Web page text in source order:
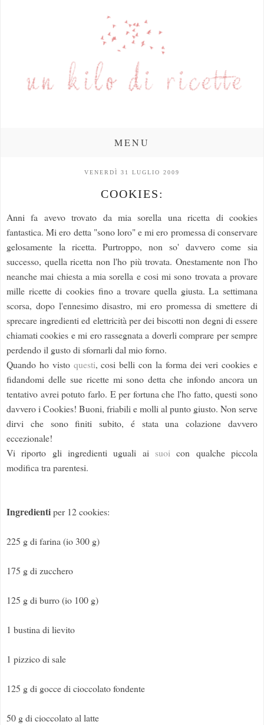
MENU
VENERDÌ 31 LUGLIO 2009
COOKIES:
Anni fa avevo trovato da mia sorella una ricetta di cookies
fantastica. Mi ero detta "sono loro" e mi ero promessa di conservare
gelosamente la ricetta. Purtroppo, non so' davvero come sia
successo, quella ricetta non l'ho più trovata. Onestamente non l'ho
neanche mai chiesta a mia sorella e cosi mi sono trovata a provare
mille ricette di cookies fino a trovare quella giusta. La settimana
scorsa, dopo l'ennesimo disastro, mi ero promessa di smettere di
sprecare ingredienti ed elettricità per dei biscotti non degni di essere
chiamati cookies e mi ero rassegnata a doverli comprare per sempre
perdendo il gusto di sfornarli dal mio forno.
Quando ho visto questi, cosi belli con la forma dei veri cookies e
fidandomi delle sue ricette mi sono detta che infondo ancora un
tentativo avrei potuto farlo. E per fortuna che l'ho fatto, questi sono
davvero i Cookies! Buoni, friabili e molli al punto giusto. Non serve
dirvi che sono finiti subito, é stata una colazione davvero
eccezionale!
Vi riporto gli ingredienti uguali ai suoi con qualche piccola
modifica tra parentesi.
Ingredientiper 12 cookies:
225 g di farina (io 300 g)
175 g di zucchero
125 g di burro (io 100 g)
1 bustina di lievito
1 pizzico di sale
125 g di gocce di cioccolato fondente
50 g di cioccolato al latte